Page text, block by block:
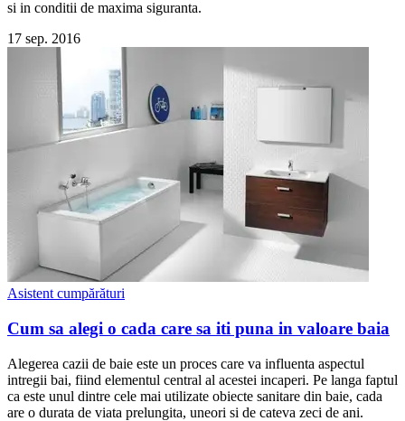
si in conditii de maxima siguranta.
17 sep. 2016
Asistent cumpărături
Cum sa alegi o cada care sa iti puna in valoare baia
Alegerea cazii de baie este un proces care va influenta aspectul
intregii bai, fiind elementul central al acestei incaperi. Pe langa faptul
ca este unul dintre cele mai utilizate obiecte sanitare din baie, cada
are o durata de viata prelungita, uneori si de cateva zeci de ani.